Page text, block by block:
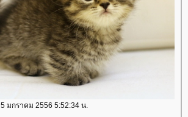
5 มกราคม 2556 5:52:34 น.